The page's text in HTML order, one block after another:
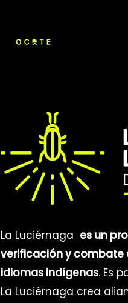
content
La Luciérnaga es un
verificación y combate
idiomas indígenas. Es
La Luciérnaga crea